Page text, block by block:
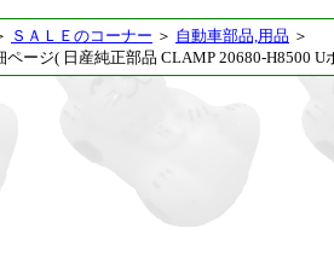
ＳＡＬＥのコーナー ＞ 自動車部品,用品 ＞
ージ( 日産純正部品 CLAMP 20680-H8500 U